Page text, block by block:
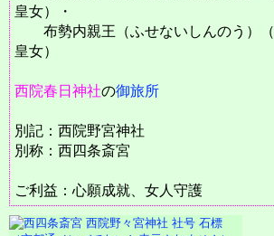
皇女）・
布勢内親王（ふせないしんのう）（
皇女）
西院春日神社の御旅所
別記：西院野宮神社
別称：西四条斎宮
ご利益：心願成就、女人守護